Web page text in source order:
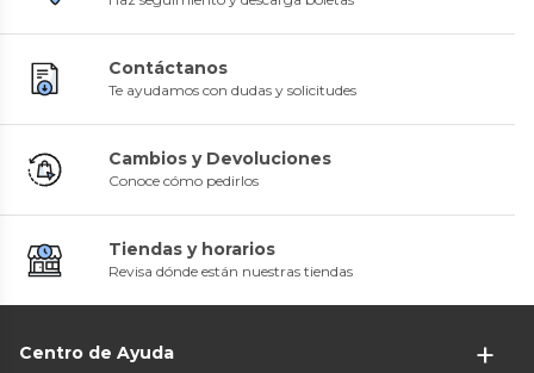
Contáctanos
Te ayudamos con dudas y solicitudes
Cambios y Devoluciones
Conoce cómo pedirlos
Tiendas y horarios
Revisa dónde están nuestras tiendas
Centro de Ayuda